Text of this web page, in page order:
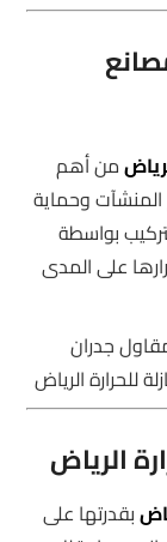
من أهم
المنشآت وحماية
بواسطة
على المدى
جدران
للحرارة الرياض
الرياض
بقدرتها على